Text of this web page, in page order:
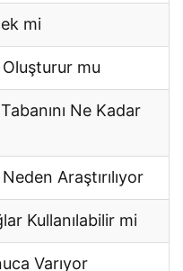
mi
mu
Ne Kadar
Araştırılıyor
Kullanılabilir mi
Varıyor